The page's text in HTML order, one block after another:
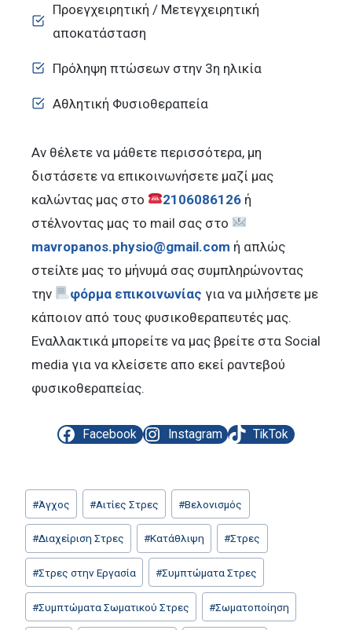
Προεγχειρητική / Mετεγχειρητική
αποκατάσταση
Πρόληψη πτώσεων στην 3η ηλικία
Αθλητική Φυσιοθεραπεία
Αν θέλετε να μάθετε περισσότερα, μη
διστάσετε να επικοινωνήσετε μαζί μας
καλώντας μας στο
2106086126 ή
στέλνοντας μας το mail σας στο
mavropanos.physio@gmail.com ή απλώς
στείλτε μας το μήνυμά σας συμπληρώνοντας
την
φόρμα επικοινωνίας για να μιλήσετε με
κάποιον από τους φυσικοθεραπευτές μας.
Εναλλακτικά μπορείτε να μας βρείτε στα Social
media για να κλείσετε απο εκεί ραντεβού
φυσικοθεραπείας.
Facebook Instagram TikTok
Post
Tags:
#Άγχος #Αιτίες Στρες #Βελονισμός
#Διαχείριση Στρες #Κατάθλιψη #Στρες
#Στρες στην Εργασία #Συμπτώματα Στρες
#Συμπτώματα Σωματικού Στρες #Σωματοποίηση